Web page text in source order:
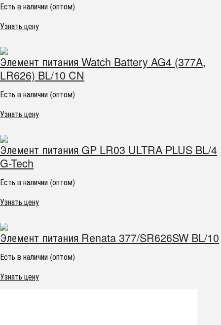
Есть в наличии (оптом)
Узнать цену
Элемент питания Watch Battery AG4 (377A,
LR626) BL/10 CN
Есть в наличии (оптом)
Узнать цену
Элемент питания GP LR03 ULTRA PLUS BL/4
G-Tech
Есть в наличии (оптом)
Узнать цену
Элемент питания Renata 377/SR626SW BL/10
Есть в наличии (оптом)
Узнать цену